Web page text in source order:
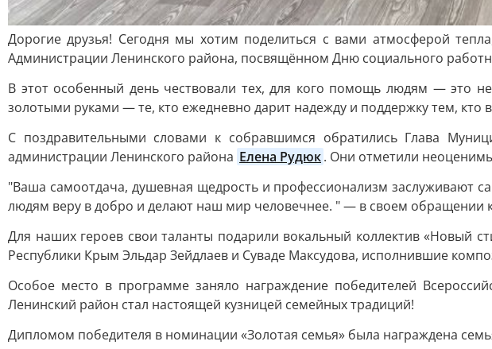
Дорогие друзья! Сегодня мы хотим поделиться с вами атмосферой
Администрации Ленинского района, посвящённом Дню социального
В этот особенный день чествовали тех, для кого помощь людям — это
золотыми руками — те, кто ежедневно дарит надежду и поддержку тем, кто
С поздравительными словами к собравшимся обратились Глава
администрации Ленинского района Елена Рудюк. Они отметили
"Ваша самоотдача, душевная щедрость и профессионализм заслуживают
людям веру в добро и делают наш мир человечнее. " — в своем обращении
Для наших героев свои таланты подарили вокальный коллектив «Новый
Республики Крым Эльдар Зейдлаев и Суваде Максудова, исполнившие
Особое место в программе заняло награждение победителей
Ленинский район стал настоящей кузницей семейных традиций!
Дипломом победителя в номинации «Золотая семья» была награждена